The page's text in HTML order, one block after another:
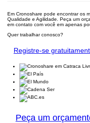
Em Cronoshare pode encontrar os
Qualidade e Agilidade. Peça um
em contato com você em apenas
Quer trabalhar conosco?
Registre-se
Peça um